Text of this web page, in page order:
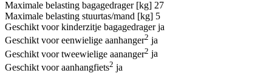
Maximale belasting bagagedrager [kg] 27
Maximale belasting stuurtas/mand [kg] 5
Geschikt voor kinderzitje bagagedrager ja
Geschikt voor eenwielige aanhanger2 ja
Geschikt voor tweewielige aananger2 ja
Geschikt voor aanhangfiets2 ja